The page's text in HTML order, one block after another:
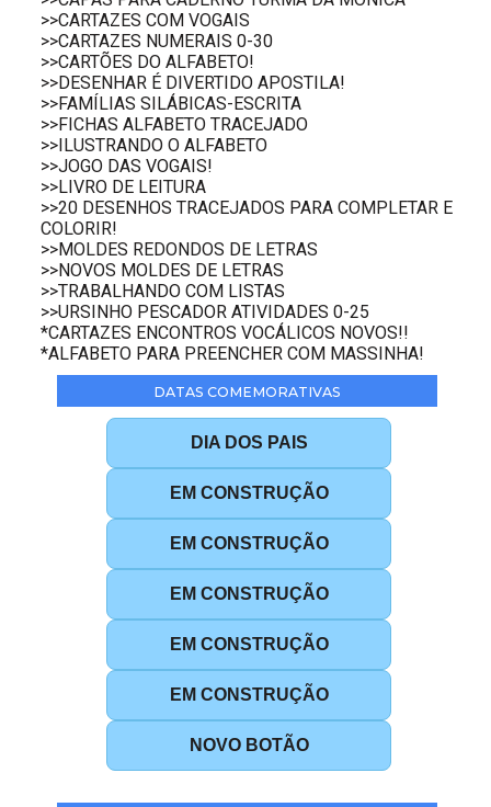
>>CARTAZES COM VOGAIS
>>CARTAZES NUMERAIS 0-30
>>CARTÕES DO ALFABETO!
>>DESENHAR É DIVERTIDO APOSTILA!
>>FAMÍLIAS SILÁBICAS-ESCRITA
>>FICHAS ALFABETO TRACEJADO
>>ILUSTRANDO O ALFABETO
>>JOGO DAS VOGAIS!
>>LIVRO DE LEITURA
>>20 DESENHOS TRACEJADOS PARA COMPLETAR E
COLORIR!
>>MOLDES REDONDOS DE LETRAS
>>NOVOS MOLDES DE LETRAS
>>TRABALHANDO COM LISTAS
>>URSINHO PESCADOR ATIVIDADES 0-25
*CARTAZES ENCONTROS VOCÁLICOS NOVOS!!
*ALFABETO PARA PREENCHER COM MASSINHA!
DATAS COMEMORATIVAS
DIA DOS PAIS
EM CONSTRUÇÃO
EM CONSTRUÇÃO
EM CONSTRUÇÃO
EM CONSTRUÇÃO
EM CONSTRUÇÃO
NOVO BOTÃO